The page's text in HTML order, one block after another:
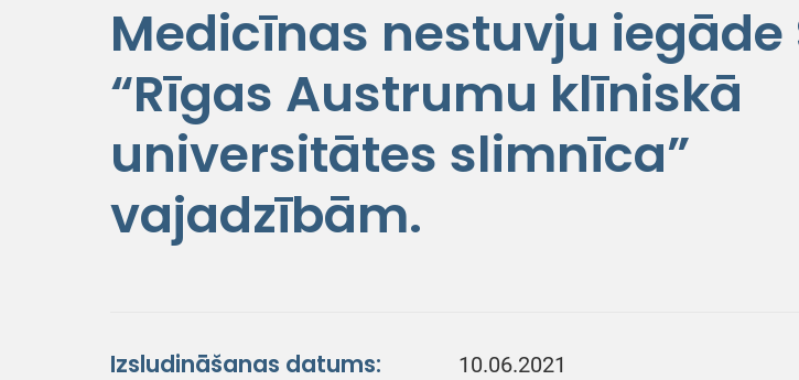
Medicīnas nestuvju iegāde
“Rīgas Austrumu klīniskā
universitātes slimnīca”
vajadzībām.
Izsludināšanas datums: 10.06.2021